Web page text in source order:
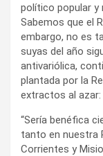
político popular y
Sabemos que el
embargo, no es
suyas del año
antivariólica,
plantada por la
extractos al azar:
“Sería benéfica
tanto en nuestra
Corrientes y